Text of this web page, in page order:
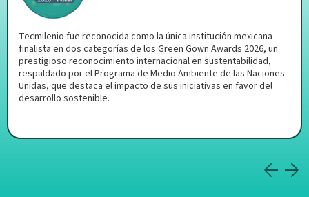
Tecmilenio fue reconocida como la única institución mexicana
finalista en dos categorías de los Green Gown Awards 2026, un
prestigioso reconocimiento internacional en sustentabilidad,
respaldado por el Programa de Medio Ambiente de las Naciones
Unidas, que destaca el impacto de sus iniciativas en favor del
desarrollo sostenible.